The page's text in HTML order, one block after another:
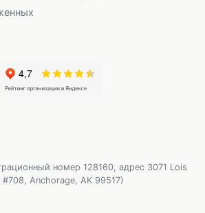
номер 128160, адрес 3071 Lois
#708, Anchorage, AK 99517)